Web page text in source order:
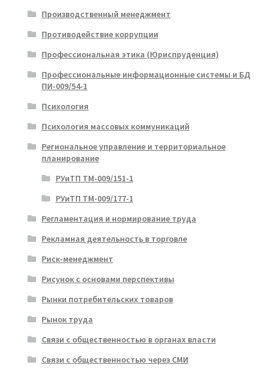
Производственный менеджмент
Противодействие коррупции
Профессиональная этика (Юриспруденция)
Профессиональные информационные системы и БД
ПИ-009/54-1
Психология
Психология массовых коммуникаций
Региональное управление и территориальное
планирование
РУиТП ТМ-009/151-1
РУиТП ТМ-009/177-1
Регламентация и нормирование труда
Рекламная деятельность в торговле
Риск-менеджмент
Рисунок с основами перспективы
Рынки потребительских товаров
Рынок труда
Связи с общественностью в органах власти
Связи с общественностью через СМИ